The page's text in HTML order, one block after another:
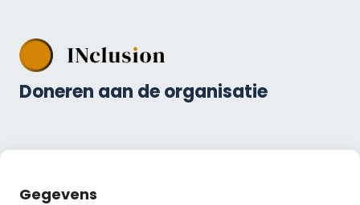
Doneren aan de organisatie
Gegevens